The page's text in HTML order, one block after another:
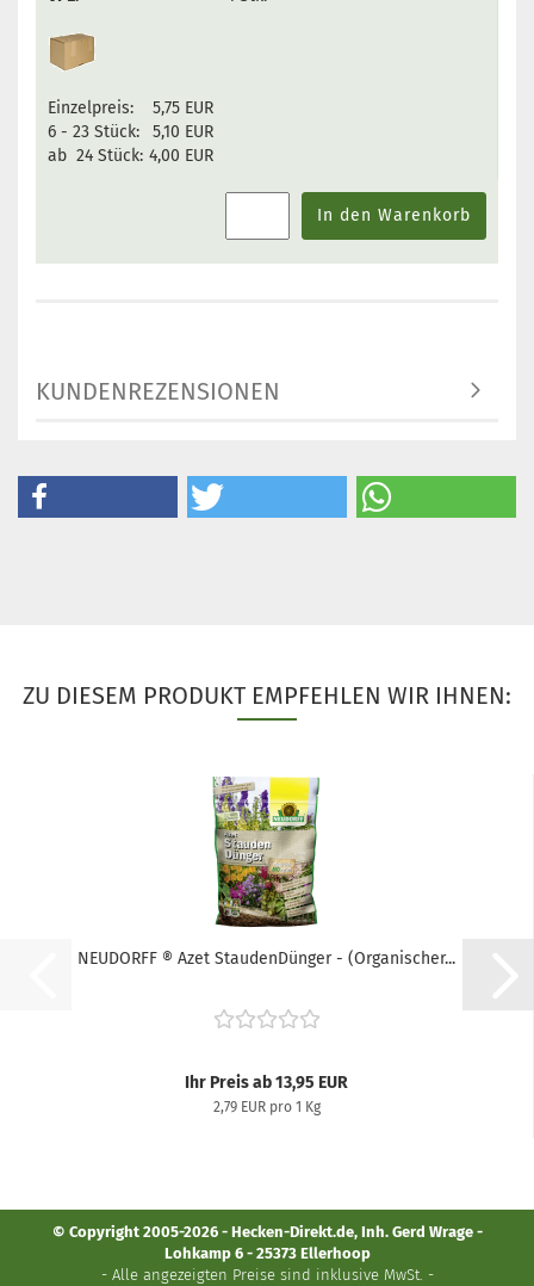
Einzelpreis:
5,75 EUR
6 - 23 Stück:
5,10 EUR
ab 24 Stück: 4,00 EUR
In den Warenkorb
KUNDENREZENSIONEN
ZU DIESEM PRODUKT EMPFEHLEN WIR IHNEN:
NEUDORFF ® Azet StaudenDünger - (Organischer...
Ihr Preis ab 13,95 EUR
2,79 EUR pro 1 Kg
© Copyright 2005-2026 - Hecken-Direkt.de, Inh. Gerd Wrage -
Lohkamp 6 - 25373 Ellerhoop
- Alle angezeigten Preise sind inklusive MwSt. -